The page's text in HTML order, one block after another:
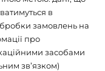
в
замовлень на
про
засобами
зв’язком)